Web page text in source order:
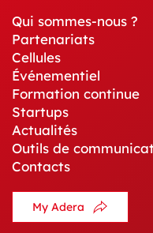
Qui sommes-nous ?
Partenariats
Cellules
Événementiel
Formation continue
Startups
Actualités
Outils de
Contacts
My Adera